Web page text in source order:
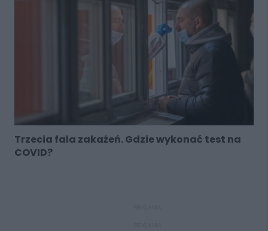
Trzecia fala zakażeń. Gdzie wykonać test na
COVID?